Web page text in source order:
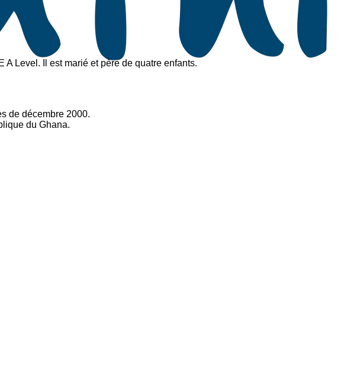
Level. Il est marié et père de quatre enfants.
de décembre 2000.
du Ghana.